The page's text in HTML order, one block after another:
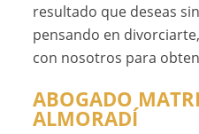
resultado que deseas
pensando en
con nosotros para
ABOGADO
ALMORADÍ